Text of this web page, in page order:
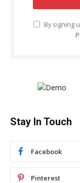
By signing
Stay In Touch
Facebook
Pinterest